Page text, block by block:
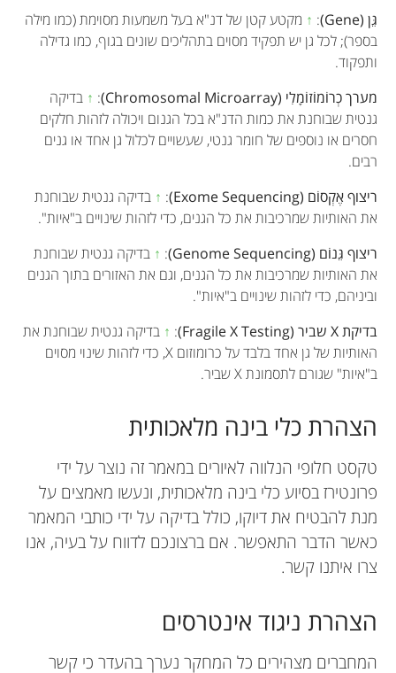
גֵּן (Gene) :
↑ מקטע קטן של דנ"א בעל משמעות מסוימת (כמו מילה
בספר); לכל גן יש תפקיד מסוים בתהליכים שונים בגוף, כמו גדילה
ותפקוד.
מערך כְרוֹמוֹזוֹמָלִי (Chromosomal Microarray)
:
↑ בדיקה
גנטית שבוחנת את כמות הדנ"א בכל הגנום ויכולה לזהות חלקים
חסרים או נוספים של חומר גנטי, שעשויים לכלול גן אחד או גנים
רבים.
ריצוף אֶקְסוֹם (Exome Sequencing)
:
↑ בדיקה גנטית שבוחנת
את האותיות שמרכיבות את כל הגנים, כדי לזהות שינויים ב"איות".
ריצוף גֵּנוֹם (Genome Sequencing)
:
↑ בדיקה גנטית שבוחנת
את האותיות שמרכיבות את כל הגנים, וגם את האזורים בתוך הגנים
וביניהם, כדי לזהות שינויים ב"איות".
בדיקת X שביר (Fragile X Testing)
:
↑ בדיקה גנטית שבוחנת את
האותיות של גן אחד בלבד על כרומוזום X, כדי לזהות שינוי מסוים
ב"איות" שגורם לתסמונת X שביר.
הצהרת כלי בינה מלאכותית
טקסט חלופי הנלווה לאיורים במאמר זה נוצר על ידי
פרונטירז בסיוע כלי בינה מלאכותית, ונעשו מאמצים על
מנת להבטיח את דיוקו, כולל בדיקה על ידי כותבי המאמר
כאשר הדבר התאפשר. אם ברצונכם לדווח על בעיה, אנו
צרו איתנו קשר.
הצהרת ניגוד אינטרסים
המחברים מצהירים כל המחקר נערך בהעדר כי קשר